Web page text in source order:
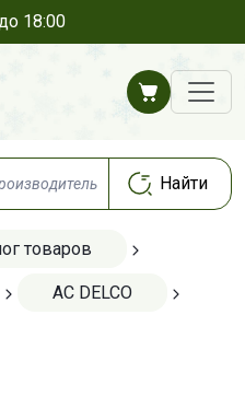
18:00
товаров
AC DELCO